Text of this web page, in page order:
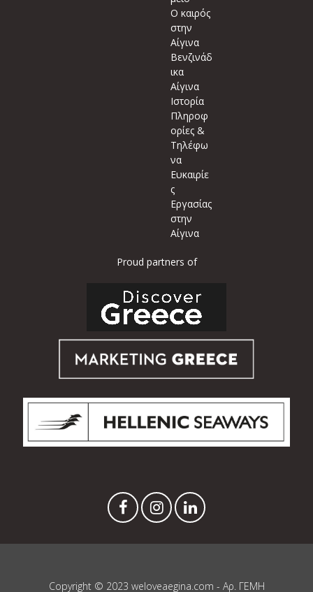
Ο καιρός
στην
Αίγινα
Βενζινάδ
ικα
Αίγινα
Ιστορία
Πληροφ
ορίες &
Τηλέφω
να
Ευκαιρίε
ς
Εργασίας
στην
Αίγινα
Proud partners of
Copyright © 2023 weloveaegina.com - Αρ. ΓΕΜΗ